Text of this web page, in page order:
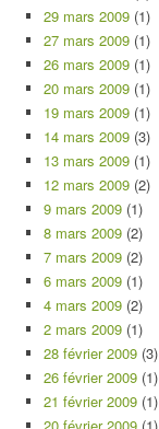
29 mars 2009 (1)
27 mars 2009 (1)
26 mars 2009 (1)
20 mars 2009 (1)
19 mars 2009 (1)
14 mars 2009 (3)
13 mars 2009 (1)
12 mars 2009 (2)
9 mars 2009 (1)
8 mars 2009 (2)
7 mars 2009 (2)
6 mars 2009 (1)
4 mars 2009 (2)
2 mars 2009 (1)
28 février 2009 (3)
26 février 2009 (1)
21 février 2009 (1)